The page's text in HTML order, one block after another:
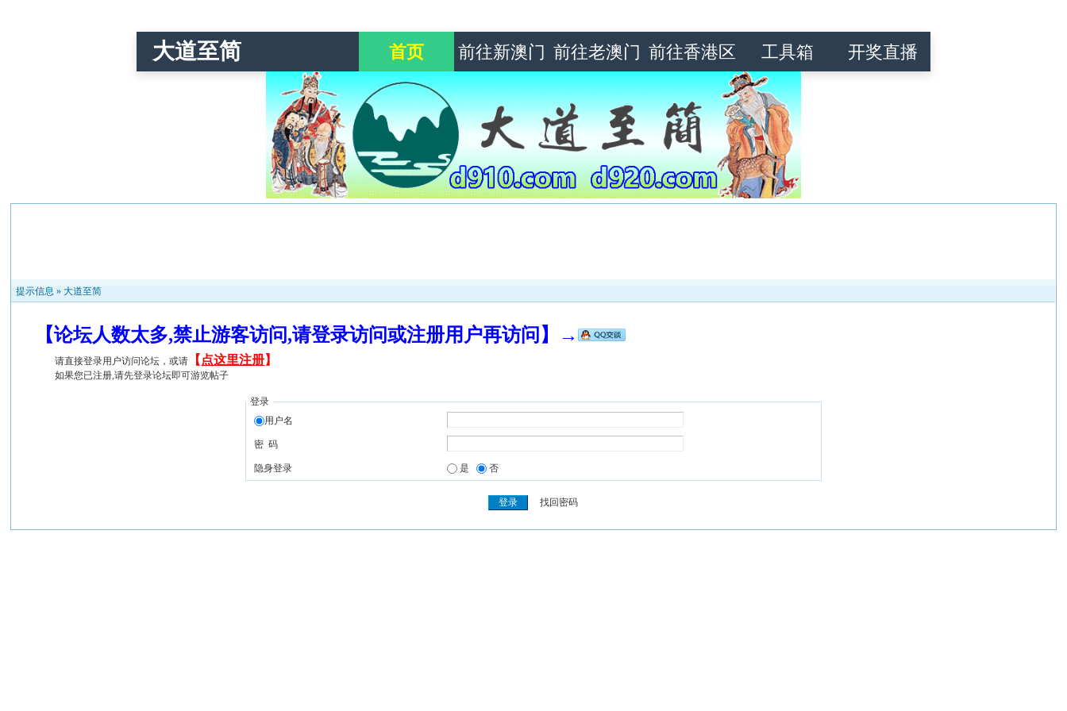
大道至简 首页 前往新澳门 前往老澳门 前往香港区 工具箱 开奖直播
提示信息 » 大道至简
【论坛人数太多,禁止游客访问,请登录访问或注册用户再访问】→
请直接登录用户访问论坛，或请 【 点这里注册】
如果您已注册,请先登录论坛即可游览帖子
登录
用户名
密 码
隐身登录 是 否
找回密码